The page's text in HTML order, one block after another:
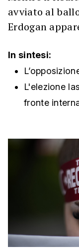
avviato al
Erdogan
In sintesi:
L'elezione
fronte